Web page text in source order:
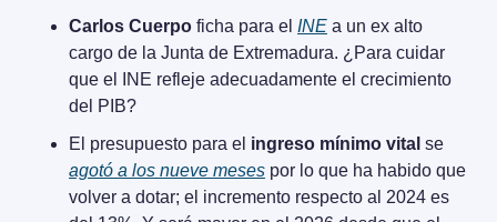
Carlos Cuerpo ficha para el INE a un ex alto
cargo de la Junta de Extremadura. ¿Para cuidar
que el INE refleje adecuadamente el crecimiento
del PIB?
El presupuesto para el ingreso mínimo vital
agotó a los nueve meses por lo que ha habido que
volver a dotar; el incremento respecto al 2024 es